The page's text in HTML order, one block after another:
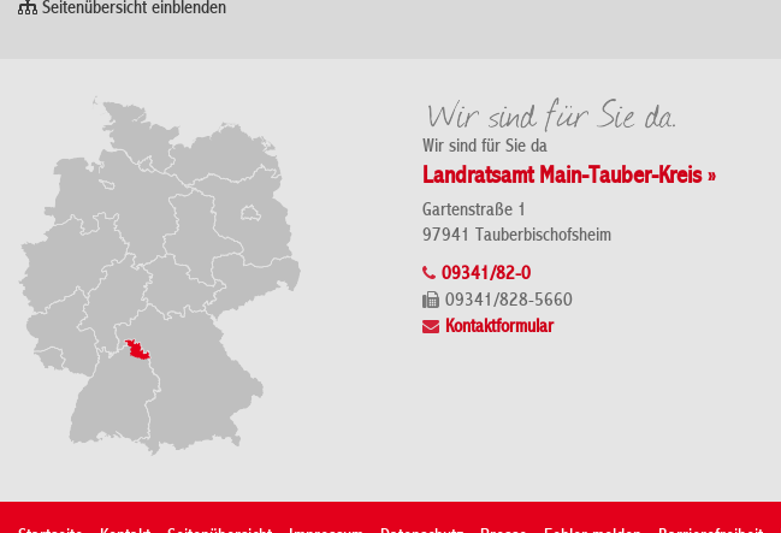
Seitenübersicht einblenden
Wir sind für Sie da
Landratsamt Main-Tauber-Kreis »
Gartenstraße 1
97941 Tauberbischofsheim
09341/82-0
09341/828-5660
Kontaktformular